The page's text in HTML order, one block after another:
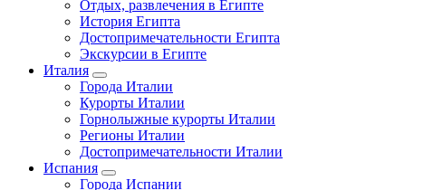
Отдых, развлечения в Египте
История Египта
Достопримечательности Египта
Экскурсии в Египте
Италия
Города Италии
Курорты Италии
Горнолыжные курорты Италии
Регионы Италии
Достопримечательности Италии
Испания
Города Испании